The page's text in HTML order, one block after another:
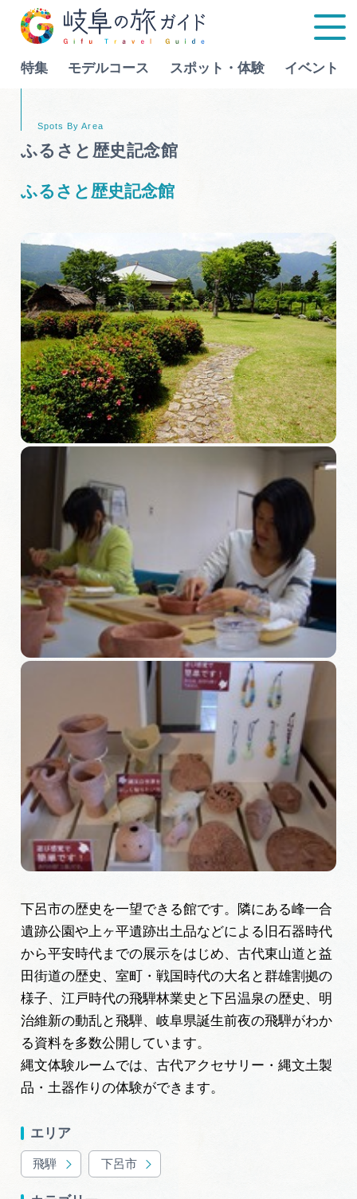
特集 モデルコース スポット・体験 イベント
特集
スポット・体験
イベント
グルメ
旅の予約
アクセス
ぎふ旅レポーター記事
早わかり岐阜
買い物・お土産
体験予約サイト「ＶＩＳＩＴ岐阜県」
岐阜県アウトドア観光キャンペーン
岐阜県まるごと観光エリアガイド
岐阜県観光データベース
旅行会社・観光事業者の皆様へ
動画ライブラリー
お問い合わせ
運営組織
広告掲載
Language
行きたいリストを見る
ふるさと歴史記念館
ふるさと歴史記念館
下呂市の歴史を一望できる館です。隣にある峰一合
遺跡公園や上ヶ平遺跡出土品などによる旧石器時代
から平安時代までの展示をはじめ、古代東山道と益
田街道の歴史、室町・戦国時代の大名と群雄割拠の
様子、江戸時代の飛騨林業史と下呂温泉の歴史、明
治維新の動乱と飛騨、岐阜県誕生前夜の飛騨がわか
る資料を多数公開しています。
縄文体験ルームでは、古代アクセサリー・縄文土製
品・土器作りの体験ができます。
エリア
飛騨 下呂市